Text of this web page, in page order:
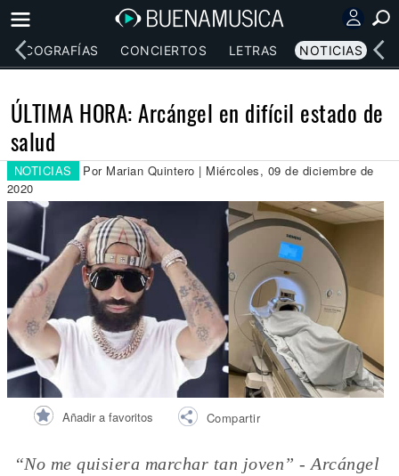
DISCOGRAFÍAS CONCIERTOS LETRAS NOTICIAS
ÚLTIMA HORA: Arcángel en difícil estado de
salud
NOTICIAS
Por Marian Quintero | Miércoles, 09 de diciembre de
2020
Añadir a favoritos Compartir
“No me quisiera marchar tan joven” - Arcángel